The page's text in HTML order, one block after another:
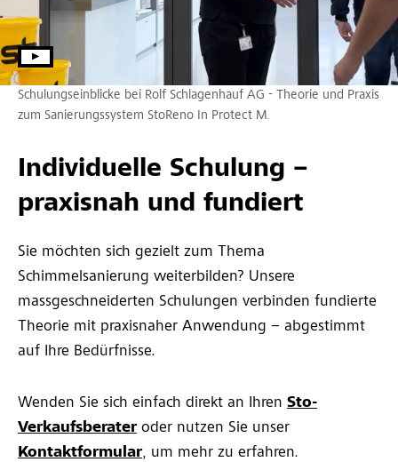
Individuelle Schulung –
praxisnah und fundiert
Sie möchten sich gezielt zum Thema
Schimmelsanierung weiterbilden? Unsere
massgeschneiderten Schulungen verbinden fundierte
Theorie mit praxisnaher Anwendung – abgestimmt
auf Ihre Bedürfnisse.
Wenden Sie sich einfach direkt an Ihren Sto-
Verkaufsberater oder nutzen Sie unser
Kontaktformular, um mehr zu erfahren.
Schulungseinblicke bei Rolf Schlagenhauf AG - Theorie und Praxis
zum Sanierungssystem StoReno In Protect M.